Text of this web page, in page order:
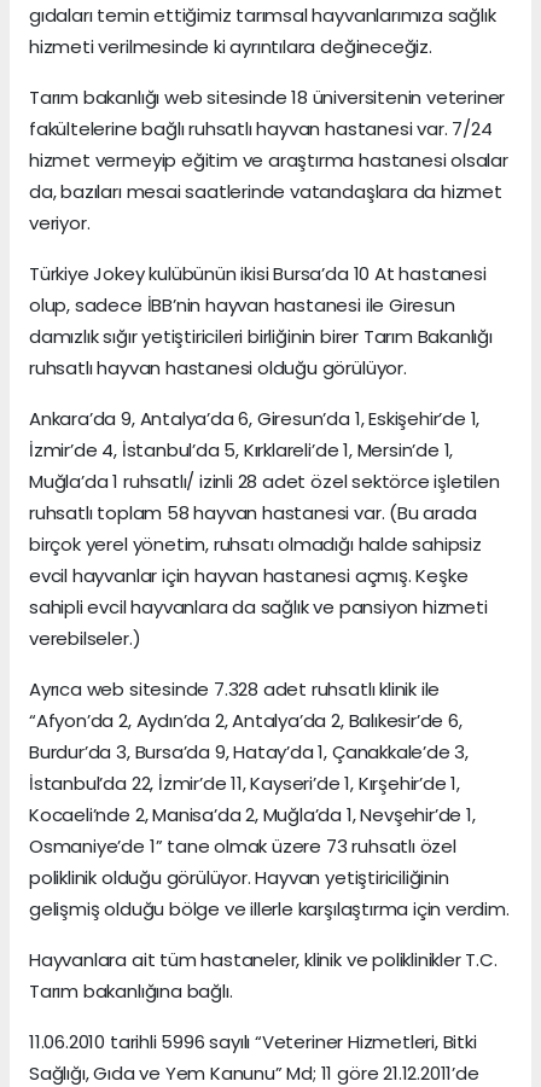
gıdaları temin ettiğimiz tarımsal hayvanlarımıza sağlık
hizmeti verilmesinde ki ayrıntılara değineceğiz.
Tarım bakanlığı web sitesinde 18 üniversitenin veteriner
fakültelerine bağlı ruhsatlı hayvan hastanesi var. 7/24
hizmet vermeyip eğitim ve araştırma hastanesi olsalar
da, bazıları mesai saatlerinde vatandaşlara da hizmet
veriyor.
Türkiye Jokey kulübünün ikisi Bursa’da 10 At hastanesi
olup, sadece İBB’nin hayvan hastanesi ile Giresun
damızlık sığır yetiştiricileri birliğinin birer Tarım Bakanlığı
ruhsatlı hayvan hastanesi olduğu görülüyor.
Ankara’da 9, Antalya’da 6, Giresun’da 1, Eskişehir’de 1,
İzmir’de 4, İstanbul’da 5, Kırklareli’de 1, Mersin’de 1,
Muğla’da 1 ruhsatlı/ izinli 28 adet özel sektörce işletilen
ruhsatlı toplam 58 hayvan hastanesi var. (Bu arada
birçok yerel yönetim, ruhsatı olmadığı halde sahipsiz
evcil hayvanlar için hayvan hastanesi açmış. Keşke
sahipli evcil hayvanlara da sağlık ve pansiyon hizmeti
verebilseler.)
Ayrıca web sitesinde 7.328 adet ruhsatlı klinik ile
“Afyon’da 2, Aydın’da 2, Antalya’da 2, Balıkesir’de 6,
Burdur’da 3, Bursa’da 9, Hatay’da 1, Çanakkale’de 3,
İstanbul’da 22, İzmir’de 11, Kayseri’de 1, Kırşehir’de 1,
Kocaeli’nde 2, Manisa’da 2, Muğla’da 1, Nevşehir’de 1,
Osmaniye’de 1” tane olmak üzere 73 ruhsatlı özel
poliklinik olduğu görülüyor. Hayvan yetiştiriciliğinin
gelişmiş olduğu bölge ve illerle karşılaştırma için verdim.
Hayvanlara ait tüm hastaneler, klinik ve poliklinikler T.C.
Tarım bakanlığına bağlı.
11.06.2010 tarihli 5996 sayılı “Veteriner Hizmetleri, Bitki
Sağlığı, Gıda ve Yem Kanunu” Md; 11 göre 21.12.2011’de